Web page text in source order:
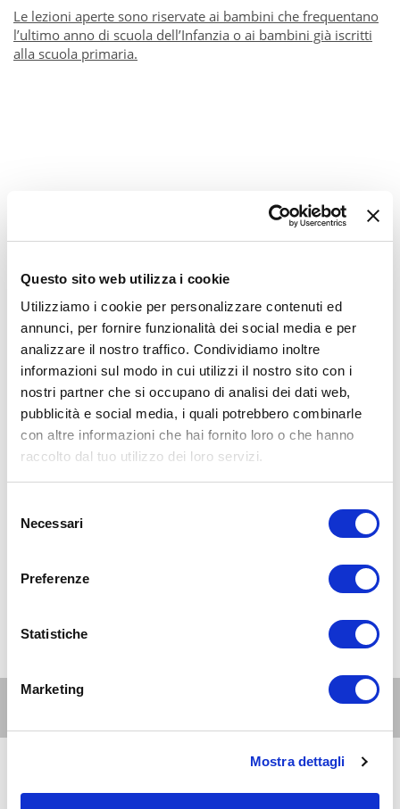
Questo sito web utilizza i cookie
Utilizziamo i cookie per personalizzare contenuti ed
annunci, per fornire funzionalità dei social media e per
analizzare il nostro traffico. Condividiamo inoltre
informazioni sul modo in cui utilizzi il nostro sito con i
nostri partner che si occupano di analisi dei dati web,
pubblicità e social media, i quali potrebbero combinarle
con altre informazioni che hai fornito loro o che hanno
raccolto dal tuo utilizzo dei loro servizi.
delNecessari
Preferenze
Statistiche
Marketing
Mostra dettagli
Le lezioni aperte sono riservate ai bambini che frequentano
l’ultimo anno di scuola dell’Infanzia o ai bambini già iscritti
alla scuola primaria.
Altri eventi per questa età
AUG 2026 6-10